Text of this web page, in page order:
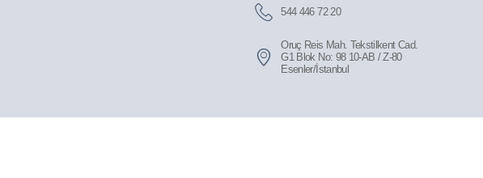
544 446 72 20
Oruç Reis Mah. Tekstilkent Cad.
G1 Blok No: 98 10-AB / Z-80
Esenler/İstanbul